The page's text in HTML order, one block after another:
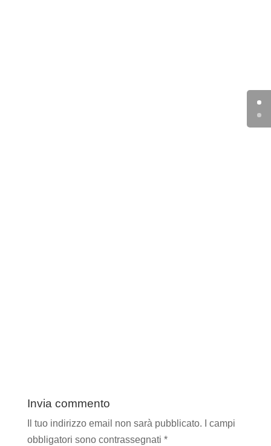
Invia commento
Il tuo indirizzo email non sarà pubblicato.
I campi
obbligatori sono contrassegnati *